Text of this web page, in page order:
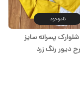
ناموجود
پسرانه سایز